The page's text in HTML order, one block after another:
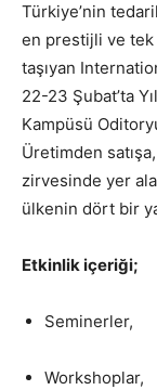
Türkiye’nin
en prestijli ve tek
taşıyan
22-23 Şubat’ta
Kampüsü
Üretimden
zirvesinde yer
ülkenin dört bir
Etkinlik içeriği;
Seminerler,
Workshoplar,